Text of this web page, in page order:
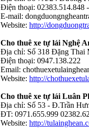
Điện thoại: 02383.514.848
E-mail:
Website: http://
Cho thuê xe tự lái Nghệ
Địa chỉ: Số 318 Đặng Thai
Điện thoại: 0947.138.222
Email:
Website: http://
Cho thuê xe tự lái Luân
Địa chỉ: Số 53 - Đ.Trần
ĐT: 0971.655.999
Website: http://